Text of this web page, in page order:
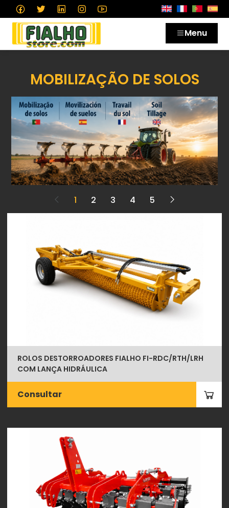
Menu
MOBILIZAÇÃO DE SOLOS
1 2 3 4 5
ROLOS DESTORROADORES FIALHO FI-RDC/RTH/LRH
COM LANÇA HIDRÁULICA
Consultar